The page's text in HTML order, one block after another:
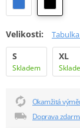
Velikosti:
S
Skladem
XL
Okamžitá
Doprava